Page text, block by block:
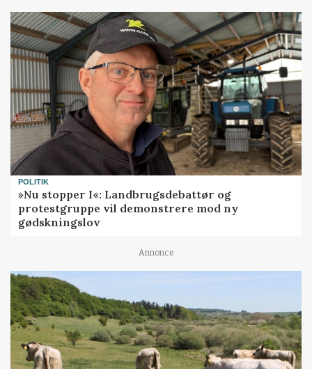
POLITIK
»Nu stopper I«: Landbrugsdebattør og
protestgruppe vil demonstrere mod ny
gødskningslov
Annonce